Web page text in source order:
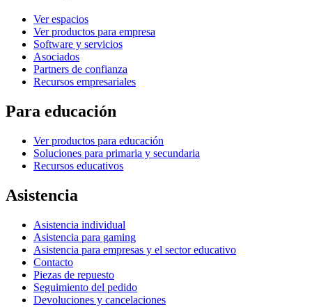
Ver espacios
Ver productos para empresa
Software y servicios
Asociados
Partners de confianza
Recursos empresariales
Para educación
Ver productos para educación
Soluciones para primaria y secundaria
Recursos educativos
Asistencia
Asistencia individual
Asistencia para gaming
Asistencia para empresas y el sector educativo
Contacto
Piezas de repuesto
Seguimiento del pedido
Devoluciones y cancelaciones